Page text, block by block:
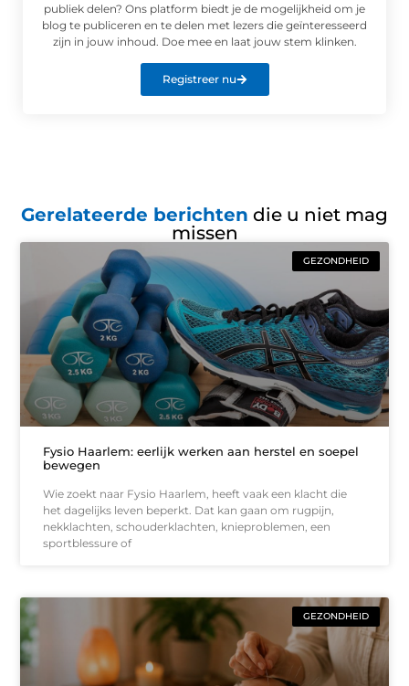
publiek delen? Ons platform biedt je de mogelijkheid om je
blog te publiceren en te delen met lezers die geïnteresseerd
zijn in jouw inhoud. Doe mee en laat jouw stem klinken.
Registreer nu
Gerelateerde berichten die u niet mag
missen
GEZONDHEID
Fysio Haarlem: eerlijk werken aan herstel en soepel
bewegen
Wie zoekt naar Fysio Haarlem, heeft vaak een klacht die
het dagelijks leven beperkt. Dat kan gaan om rugpijn,
nekklachten, schouderklachten, knieproblemen, een
sportblessure of
GEZONDHEID